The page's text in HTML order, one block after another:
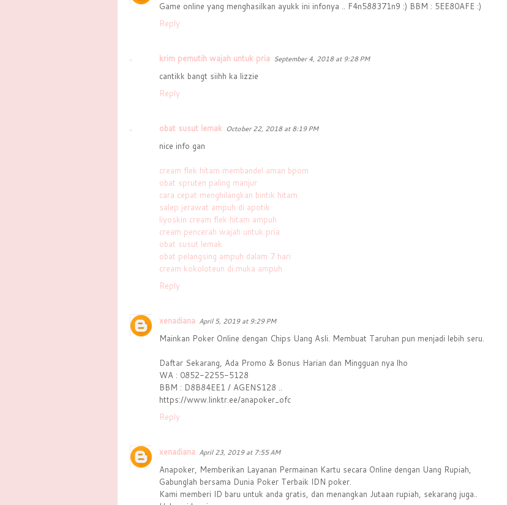
Game online yang menghasilkan ayukk ini infonya .. F4n588371n9 :) BBM : 5EE80AFE :)
Reply
krim pemutih wajah untuk pria September 4, 2018 at 9:28 PM
cantikk bangt siihh ka lizzie
Reply
obat susut lemak October 22, 2018 at 8:19 PM
nice info gan
cream flek hitam membandel aman bpom
obat spruten paling manjur
cara cepat menghilangkan bintik hitam
salep jerawat ampuh di apotik
liyoskin cream flek hitam ampuh
cream pencerah wajah untuk pria
obat susut lemak
obat pelangsing ampuh dalam 7 hari
cream kokoloteun di muka ampuh
Reply
xenadiana April 5, 2019 at 9:29 PM
Mainkan Poker Online dengan Chips Uang Asli. Membuat Taruhan pun menjadi lebih seru.
Daftar Sekarang, Ada Promo & Bonus Harian dan Mingguan nya lho
WA : 0852-2255-5128
BBM : D8B84EE1 / AGENS128 ..
https://www.linktr.ee/anapoker_ofc
Reply
xenadiana April 23, 2019 at 7:55 AM
Anapoker, Memberikan Layanan Permainan Kartu secara Online dengan Uang Rupiah,
Gabunglah bersama Dunia Poker Terbaik IDN poker.
Kami memberi ID baru untuk anda gratis, dan menangkan Jutaan rupiah, sekarang juga..